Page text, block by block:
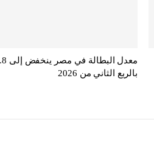
بالربع الثاني من 2026